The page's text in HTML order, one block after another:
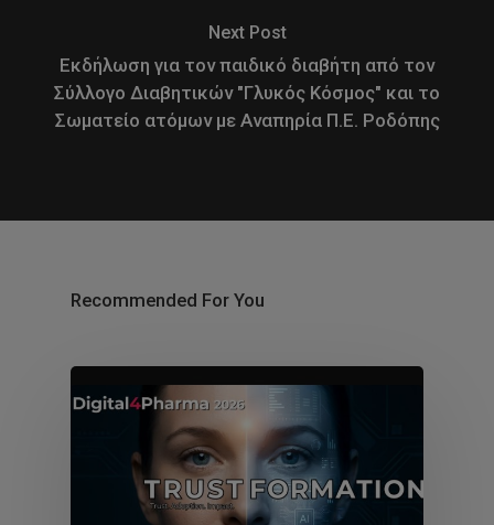
Next Post
Εκδήλωση για τον παιδικό διαβήτη από τον
Σύλλογο Διαβητικών "Γλυκός Κόσμος" και το
Σωματείο ατόμων με Αναπηρία Π.Ε. Ροδόπης
Recommended For You